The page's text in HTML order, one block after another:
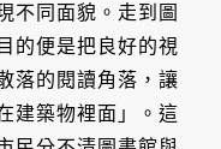
不同面貌。走到圖
的便是把良好的視
落的閱讀角落，讓
建築物裡面」。這